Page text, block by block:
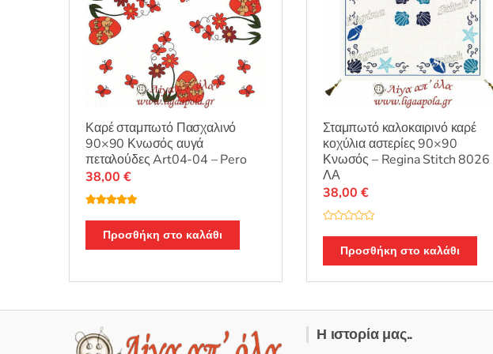
Καρέ σταμπωτό Πασχαλινό
90×90 Κνωσός αυγά
πεταλούδες Art04-04 – Pero
θηκε με5.00
από 5
38,00 €
Προσθήκη στο καλάθι
Σταμπωτό καλοκαιρινό καρέ
κοχύλια αστερίες 90×90
Κνωσός – Regina Stitch 8026
ΛΑ
α
ο
ο
θ
κ
ε
38,00 €
Προσθήκη στο καλάθι
Η ιστορία μας..